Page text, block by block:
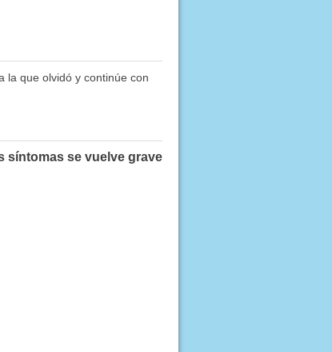
la que olvidó y continúe con
síntomas se vuelve grave